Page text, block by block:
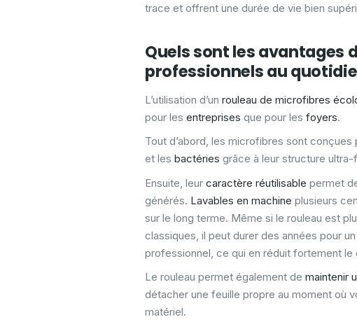
trace et offrent une durée de vie bien
Quels sont les avantages
professionnels au
L’utilisation d’un rouleau de microfibres
pour les entreprises que pour les foyers.
Tout d’abord, les microfibres sont conçues
et les bactéries grâce à leur structure
Ensuite, leur caractère réutilisable permet
générés. Lavables en machine plusieurs
sur le long terme. Même si le rouleau est
classiques, il peut durer des années pour
professionnel, ce qui en réduit fortement le
Le rouleau permet également de maintenir
détacher une feuille propre au moment où
matériel.